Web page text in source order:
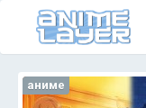
аниме